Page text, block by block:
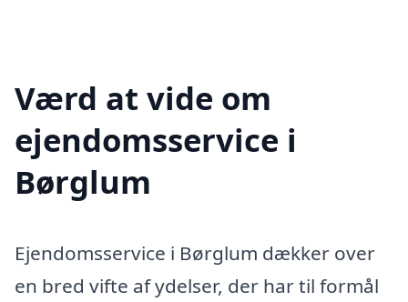
Værd at vide om
ejendomsservice i
Børglum
Ejendomsservice i Børglum dækker over
en bred vifte af ydelser, der har til formål